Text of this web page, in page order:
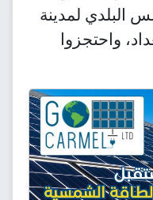
البلدي لمدينة
واحتجزوا